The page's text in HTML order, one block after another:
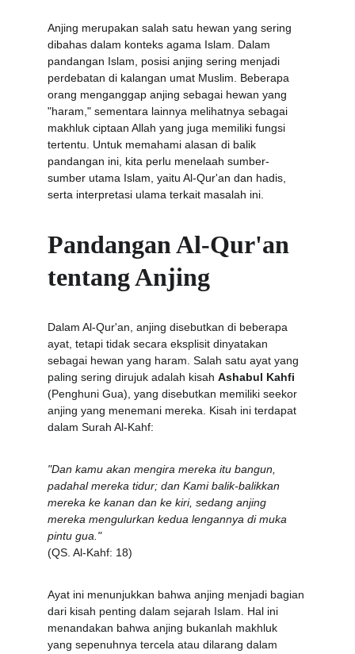
Anjing merupakan salah satu hewan yang sering
dibahas dalam konteks agama Islam. Dalam
pandangan Islam, posisi anjing sering menjadi
perdebatan di kalangan umat Muslim. Beberapa
orang menganggap anjing sebagai hewan yang
"haram," sementara lainnya melihatnya sebagai
makhluk ciptaan Allah yang juga memiliki fungsi
tertentu. Untuk memahami alasan di balik
pandangan ini, kita perlu menelaah sumber-
sumber utama Islam, yaitu Al-Qur'an dan hadis,
serta interpretasi ulama terkait masalah ini.
Pandangan Al-Qur'an
tentang Anjing
Dalam Al-Qur'an, anjing disebutkan di beberapa
ayat, tetapi tidak secara eksplisit dinyatakan
sebagai hewan yang haram. Salah satu ayat yang
paling sering dirujuk adalah kisah Ashabul Kahfi
(Penghuni Gua), yang disebutkan memiliki seekor
anjing yang menemani mereka. Kisah ini terdapat
dalam Surah Al-Kahf:
"Dan kamu akan mengira mereka itu bangun,
padahal mereka tidur; dan Kami balik-balikkan
mereka ke kanan dan ke kiri, sedang anjing
mereka mengulurkan kedua lengannya di muka
pintu gua."
(QS. Al-Kahf: 18)
Ayat ini menunjukkan bahwa anjing menjadi bagian
dari kisah penting dalam sejarah Islam. Hal ini
menandakan bahwa anjing bukanlah makhluk
yang sepenuhnya tercela atau dilarang dalam